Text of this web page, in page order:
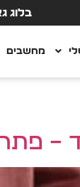
בלוג
מחשבים